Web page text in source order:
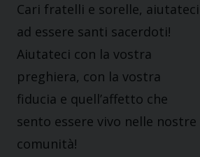
Cari fratelli e sorelle, aiutateci
ad essere santi sacerdoti!
Aiutateci con la vostra
preghiera, con la vostra
fiducia e quell’affetto che
sento essere vivo nelle nostre
comunità!